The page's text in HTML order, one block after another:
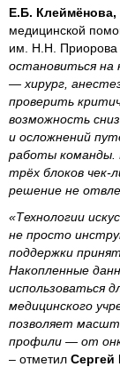
Е.Б. Клеймёнова,
медицинской
им. Н.Н.
остановиться на
— хирург,
проверить
возможность
и осложнений
работы команды.
трёх блоков
решение не
«Технологии
не просто
поддержки
Накопленные
использоваться
медицинского
позволяет
профили — от
– отметил Сергей